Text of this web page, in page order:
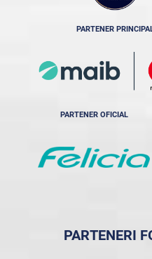
PARTENER
PARTENER OFICIAL
PARTENERI